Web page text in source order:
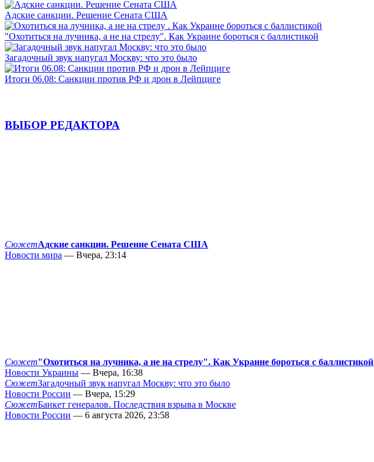
Адские санкции. Решение Сената США
"Охотиться на лучника, а не на стрелу". Как Украине бороться с баллистикой
Загадочный звук напугал Москву: что это было
Итоги 06.08: Санкции против РФ и дрон в Лейпциге
ВЫБОР РЕДАКТОРА
СюжетАдские санкции. Решение Сената США
Новости мира — Вчера, 23:14
Сюжет"Охотиться на лучника, а не на стрелу". Как Украине бороться с баллистикой
Новости Украины — Вчера, 16:38
СюжетЗагадочный звук напугал Москву: что это было
Новости России — Вчера, 15:29
СюжетБанкет генералов. Последствия взрыва в Москве
Новости России — 6 августа 2026, 23:58